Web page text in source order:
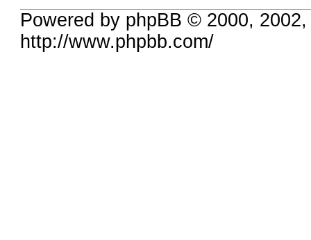
Powered by phpBB © 2000,
http://www.phpbb.com/